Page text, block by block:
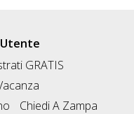
Utente
GRATIS
Chiedi A Zampa